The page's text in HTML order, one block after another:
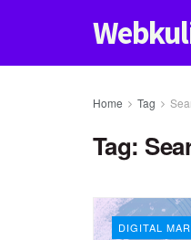
Home Tag
Tag:
DIGITAL